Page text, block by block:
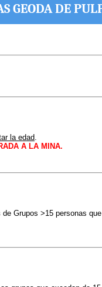
GEODA DE
la edad.
A LA MINA.
Grupos >15 personas